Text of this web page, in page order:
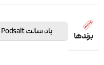
برندها پاد سالت Podsalt